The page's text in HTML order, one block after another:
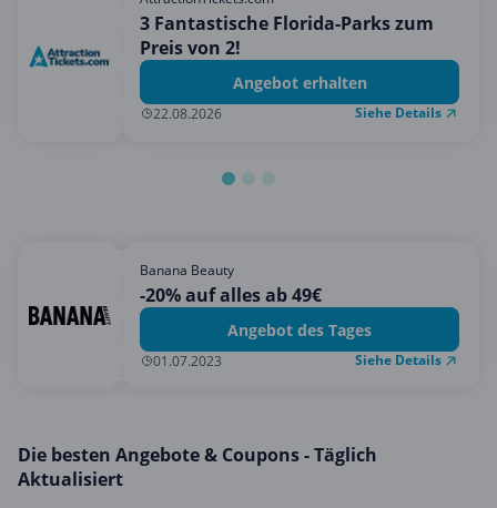
Mobilfunk & Internet
Mode & Accessoires
3 Fantastische Florida-Parks zum
Preis von 2!
Angebot erhalten
22.08.2026 Siehe Details
Banana Beauty
-20% auf alles ab 49€
Angebot des Tages
01.07.2023 Siehe Details
Die besten Angebote & Coupons - Täglich
Aktualisiert